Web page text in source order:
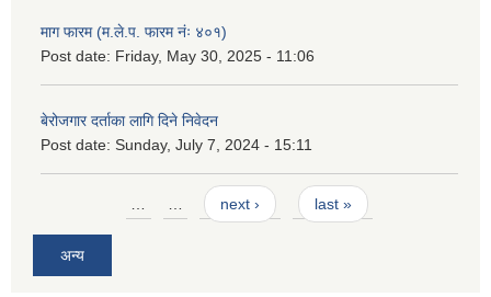
माग फारम (म.ले.प. फारम नंः ४०१)
Post date: Friday, May 30, 2025 - 11:06
बेरोजगार दर्ताका लागि दिने निवेदन
Post date: Sunday, July 7, 2024 - 15:11
… … next › last »
अन्य